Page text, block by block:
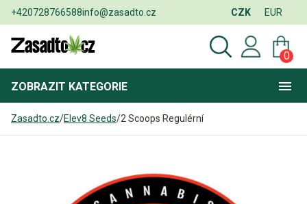
+420728766588info@zasadto.cz CZK EUR
0
ZOBRAZIT KATEGORIE
Zasadto.cz/Elev8 Seeds/2 Scoops Regulérní